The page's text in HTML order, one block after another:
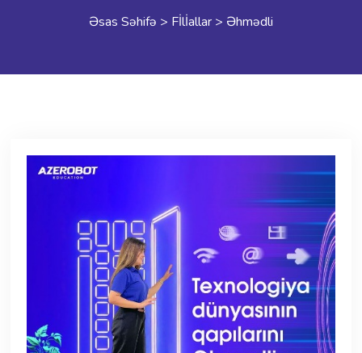
HAQQIMIZDA
QALEREYA
ART
Əsas Səhifə > Fİlİallar > Əhmədli
ShareWhatsApp
Facebook
TwitterEmailMessenger
Copy